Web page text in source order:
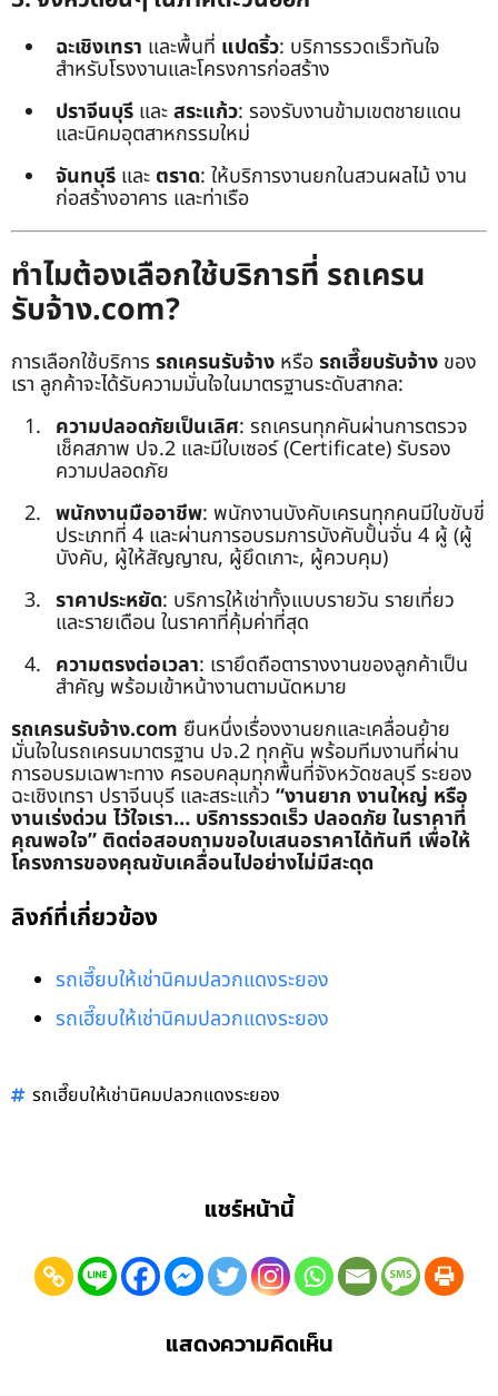
ฉะเชิงเทรา และพื้นที่ แปดริ้ว: บริการรวดเร็วทันใจ
สำหรับโรงงานและโครงการก่อสร้าง
ปราจีนบุรี และสระแก้ว: รองรับงานข้ามเขตชายแดน
และนิคมอุตสาหกรรมใหม่
จันทบุรี และ ตราด: ให้บริการงานยกในสวนผลไม้ งาน
ก่อสร้างอาคาร และท่าเรือ
ทำไมต้องเลือกใช้บริการที่ รถเครน
รับจ้าง.com?
การเลือกใช้บริการ รถเครนรับจ้าง หรือรถเฮี๊ยบรับจ้าง ของ
เรา ลูกค้าจะได้รับความมั่นใจในมาตรฐานระดับสากล:
ความปลอดภัยเป็นเลิศ: รถเครนทุกคันผ่านการตรวจ
เช็คสภาพ ปจ.2 และมีใบเซอร์ (Certificate) รับรอง
ความปลอดภัย
พนักงานมืออาชีพ: พนักงานบังคับเครนทุกคนมีใบขับขี่
ประเภทที่ 4 และผ่านการอบรมการบังคับปั้นจั่น 4 ผู้ (ผู้
บังคับ, ผู้ให้สัญญาณ, ผู้ยึดเกาะ, ผู้ควบคุม)
ราคาประหยัด: บริการให้เช่าทั้งแบบรายวัน รายเที่ยว
และรายเดือน ในราคาที่คุ้มค่าที่สุด
ความตรงต่อเวลา: เรายึดถือตารางงานของลูกค้าเป็น
สำคัญ พร้อมเข้าหน้างานตามนัดหมาย
รถเครนรับจ้าง.com ยืนหนึ่งเรื่องงานยกและเคลื่อนย้าย
มั่นใจในรถเครนมาตรฐาน ปจ.2 ทุกคัน พร้อมทีมงานที่ผ่าน
การอบรมเฉพาะทาง ครอบคลุมทุกพื้นที่จังหวัดชลบุรี ระยอง
ฉะเชิงเทรา ปราจีนบุรี และสระแก้ว “งานยาก งานใหญ่ หรือ
งานเร่งด่วน ไว้ใจเรา… บริการรวดเร็ว ปลอดภัย ในราคาที่
คุณพอใจ” ติดต่อสอบถามขอใบเสนอราคาได้ทันที เพื่อให้
โครงการของคุณขับเคลื่อนไปอย่างไม่มีสะดุด
ลิงก์ที่เกี่ยวข้อง
รถเฮี๊ยบให้เช่านิคมปลวกแดงระยอง
รถเฮี๊ยบให้เช่านิคมปลวกแดงระยอง
รถเฮี๊ยบให้เช่านิคมปลวกแดงระยอง
แชร์หน้านี้
แสดงความคิดเห็น